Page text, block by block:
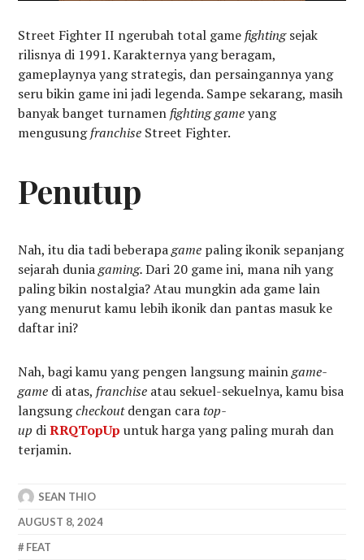
Street Fighter II ngerubah total game fightingsejak
rilisnya di 1991. Karakternya yang beragam,
gameplaynya yang strategis, dan persaingannya yang
seru bikin game ini jadi legenda. Sampe sekarang, masih
banyak banget turnamen fighting gameyang
mengusungfranchise Street Fighter.
Penutup
Nah, itu dia tadi beberapagame paling ikonik sepanjang
sejarah duniagaming.Dari 20 game ini, mana nih yang
paling bikin nostalgia? Atau mungkin ada game lain
yang menurut kamu lebih ikonik dan pantas masuk ke
daftar ini?
Nah, bagi kamu yang pengen langsung mainingame-
game di atas, franchise atau sekuel-sekuelnya, kamu bisa
langsungcheckoutdengan caratop-
up diRRQTopUpuntuk harga yang paling murah dan
terjamin.
SEAN THIO
AUGUST 8, 2024
FEAT